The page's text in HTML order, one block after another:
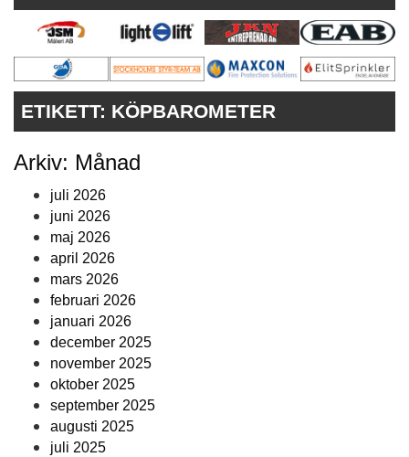
PRENUMERERA
VÅRA ANDRA MAGASIN
ANNONSERA
KONTAKT
ETIKETT: KÖPBAROMETER
Arkiv: Månad
juli 2026
juni 2026
maj 2026
april 2026
mars 2026
februari 2026
januari 2026
december 2025
november 2025
oktober 2025
september 2025
augusti 2025
juli 2025